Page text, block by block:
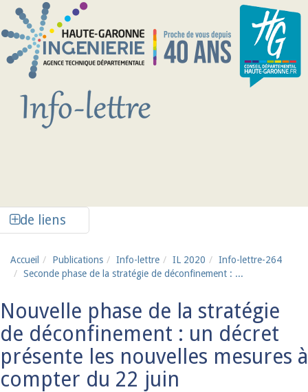
Aller au contenu principal
de liens
Accueil Publications Info-lettre IL 2020
Info-lettre-264
Seconde phase de la stratégie de déconfinement : ...
Nouvelle phase de la stratégie
de déconfinement : un décret
présente les nouvelles mesures à
compter du 22 juin